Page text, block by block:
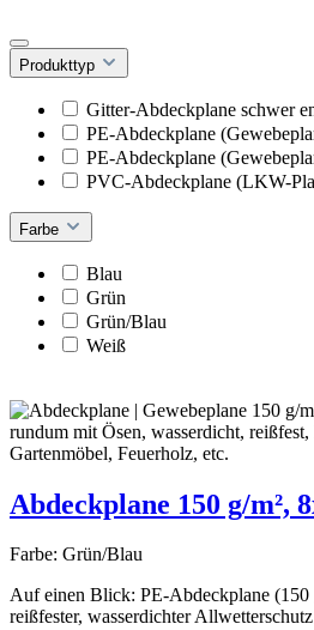
Produkttyp
Gitter-Abdeckplane schwer
PE-Abdeckplane
PE-Abdeckplane
PVC-Abdeckplane (LKW-
Farbe
Blau
Grün
Grün/Blau
Weiß
Abdeckplane 150 g/m²,
Farbe: Grün/Blau
Auf einen Blick: PE-Abdeckplane (150
reißfester, wasserdichter